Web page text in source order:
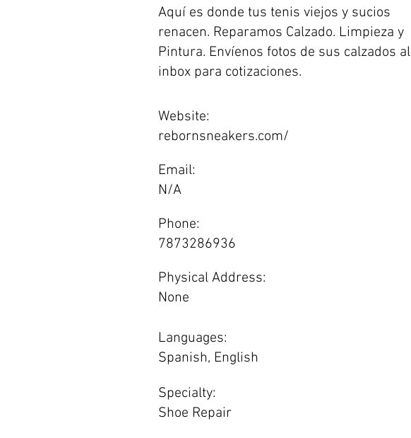
Aquí es donde tus tenis viejos y sucios
renacen. Reparamos Calzado. Limpieza y
Pintura. Envíenos fotos de sus calzados al
inbox para cotizaciones.
Website:
rebornsneakers.com/
Email:
N/A
Phone:
7873286936
Physical Address:
None
Languages:
Spanish, English
Specialty:
Shoe Repair